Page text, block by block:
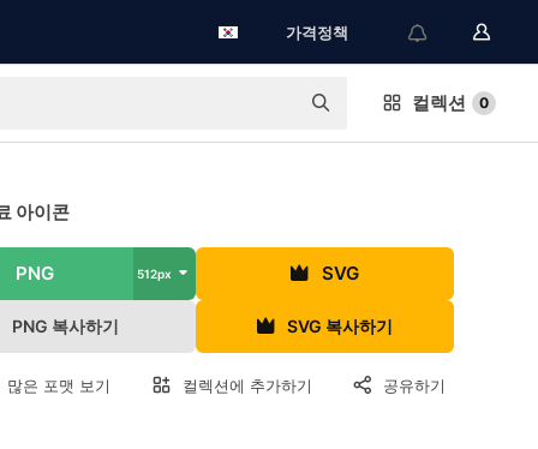
가격정책
컬렉션 0
아이콘
PNG 512px SVG
PNG 복사하기 SVG 복사하기
많은 포맷 보기 컬렉션에 추가하기 공유하기